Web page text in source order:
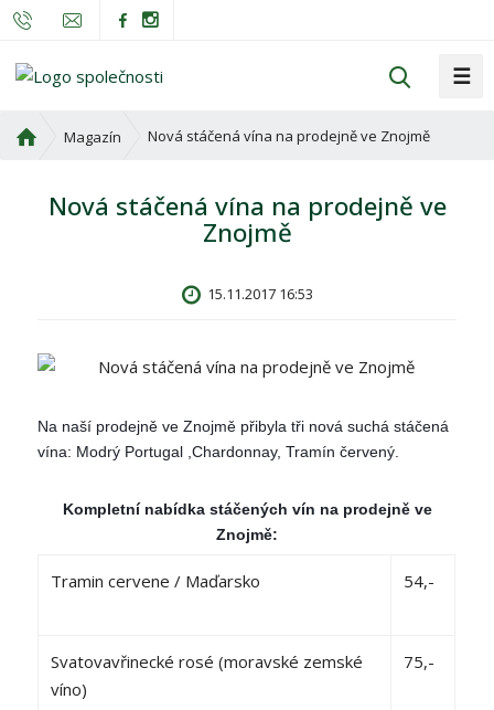
h
d
☰
v
a
n
Magazín Nová stáčená vína na prodejně ve Znojmě
Nová stáčená vína na prodejně ve
Znojmě
15.11.2017 16:53
Na naší prodejně ve Znojmě přibyla tři nová suchá stáčená
vína: Modrý Portugal ,Chardonnay, Tramín červený.
Kompletní nabídka stáčených vín na prodejně ve
Znojmě:
Tramin cervene / Maďarsko 54,-
Svatovavřinecké rosé (moravské zemské
víno)
75,-